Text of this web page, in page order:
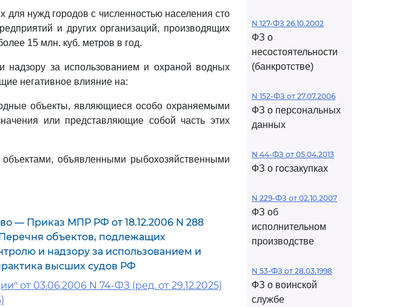
для нужд городов с численностью населения сто
и других организаций, производящих
15 млн. куб. метров в год.
надзору за использованием и охраной водных
негативное влияние на:
объекты, являющиеся особо охраняемыми
или представляющие собой часть этих
объявленными рыбохозяйственными
— Приказ МПР РФ от 18.12.2006 N 288
объектов, подлежащих
и надзору за использованием и
высших судов РФ
от 03.06.2006 N 74-ФЗ (ред. от 29.12.2025)
N 127-ФЗ 26.10.2002
ФЗ о
несостоятельности
(банкротстве)
N 152-ФЗ от 27.07.2006
ФЗ о персональных
данных
N 44-ФЗ от 05.04.2013
ФЗ о госзакупках
N 229-ФЗ от 02.10.2007
ФЗ об
исполнительном
производстве
N 53-ФЗ от 28.03.1998
ФЗ о воинской
службе